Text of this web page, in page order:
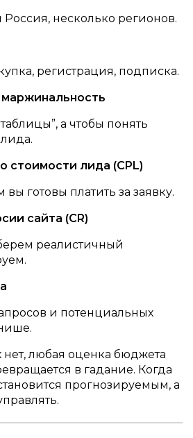
Россия, несколько регионов.
регистрация, подписка.
а чтобы понять
стоимости лида (CPL)
готовы платить за заявку.
сайта (CR)
реалистичный
и потенциальных
нет, любая оценка бюджета
в гадание. Когда
прогнозируемым, а